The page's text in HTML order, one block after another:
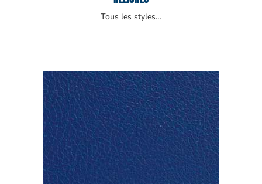
Tous les styles…